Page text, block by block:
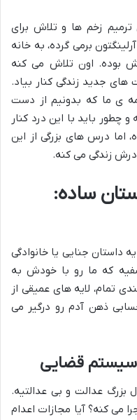
زخم ها و تلاش برای
برمی گرده، به خانه
بوده. اون تلاش می کنه
های جدید زندگی کنار بیاد.
ی ما که بدونیم از دست
باید با این درد کنار
اما درس های بزرگی از این
زندگی می کنه.
ساده:
جنایی یا خانوادگی
که ما رو با خودش به
تمام، لایه های عمیقی از
ذهن آدم رو درگیر می
سیستم قضایی
بزرگ عدالت و بی عدالتیه.
می کنه؟ آیا مجازات اعدام